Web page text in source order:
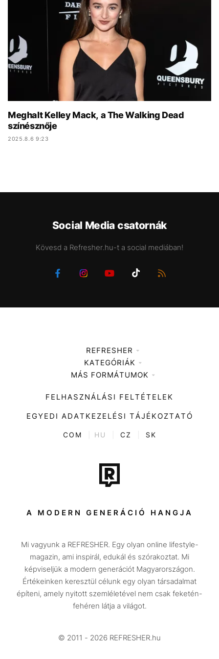
UTAZÁS
DESIGN
BESZÉLGETÉSEK ARCOK
VIDEÓ TÖRTÉNETEK
Meghalt Kelley Mack, a The Walking Dead
színésznője
2025.8.6 9:23
Social Media csatornák
Kövesd a Refresher.hu-t a social mediában!
REFRESHER
Médiaajánlat
KATEGÓRIÁK
Zene
Divat
Kultúra
ENTR
Tech-Tudomány
Sport
Társadalom
Utazás
Életmód
Design
Beszélgetések
Videó
MÁS FORMÁTUMOK
FELHASZNÁLÁSI FELTÉTELEK
EGYEDI ADATKEZELÉSI TÁJÉKOZTATÓ
COM HU CZ SK
A MODERN GENERÁCIÓ HANGJA
Mi vagyunk a REFRESHER. Egy olyan online lifestyle-
magazin, ami inspirál, edukál és szórakoztat. Mi
képviseljük a modern generációt Magyarországon.
Értékeinken keresztül célunk egy olyan társadalmat
építeni, amely nyitott szemléletével nem csak feketén-
fehéren látja a világot.
© 2011 - 2026 REFRESHER.hu